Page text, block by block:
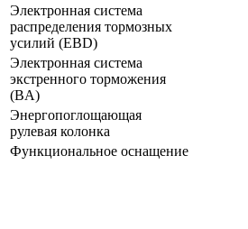
Электронная система
распределения тормозных
усилий (EBD)
Электронная система
экстренного торможения
(BA)
Энергопоглощающая
рулевая колонка
Функциональное оснащение